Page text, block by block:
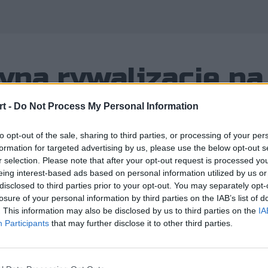
- Do Not Process My Personal Information
opt-out of the sale, sharing to third parties, or processing of your
for targeted advertising by us, please use the below opt-out
selection. Please note that after your opt-out request is processed
interest-based ads based on personal information utilized by us
to third parties prior to your opt-out. You may separately
of your personal information by third parties on the IAB’s list of
This information may also be disclosed by us to third parties on the
Participants that may further disclose it to other third parties.
rywalizację
była na dobrą sprawę
kobiecej scenie